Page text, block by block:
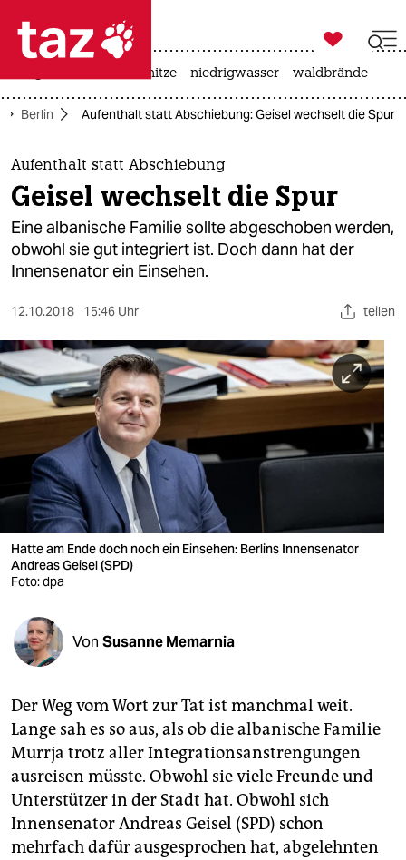
 taz zahl ich
taz zahl ich
themen
politik
öko
sport
berlin
nord
wahrheit
verlag
verlag
shop
fragen & hilfe
unterstützen
abo
genossenschaft
epaper login

taz zahl ich
hitze niedrigwasser waldbrände
Berlin Aufenthalt statt Abschiebung: Geisel wechselt die Spur
Aufenthalt statt Abschiebung
Geisel wechselt die Spur
Eine albanische Familie sollte abgeschoben werden,
obwohl sie gut integriert ist. Doch dann hat der
Innensenator ein Einsehen.
12.10.2018 15:46 Uhr teilen
Hatte am Ende doch noch ein Einsehen: Berlins Innensenator
Andreas Geisel (SPD)
Foto: dpa
Von Susanne Memarnia
Der Weg vom Wort zur Tat ist manchmal weit.
Lange sah es so aus, als ob die albanische Familie
Murrja trotz aller Integrationsanstrengungen
ausreisen müsste. Obwohl sie viele Freunde und
Unterstützer in der Stadt hat. Obwohl sich
Innensenator Andreas Geisel (SPD) schon
mehrfach dafür ausgesprochen hat, abgelehnten